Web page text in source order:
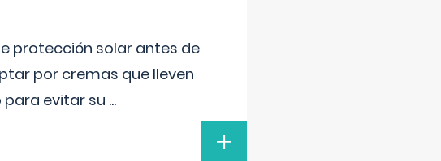
protección solar antes de
por cremas que lleven
para evitar su ...
+